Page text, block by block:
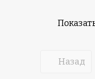
Назад